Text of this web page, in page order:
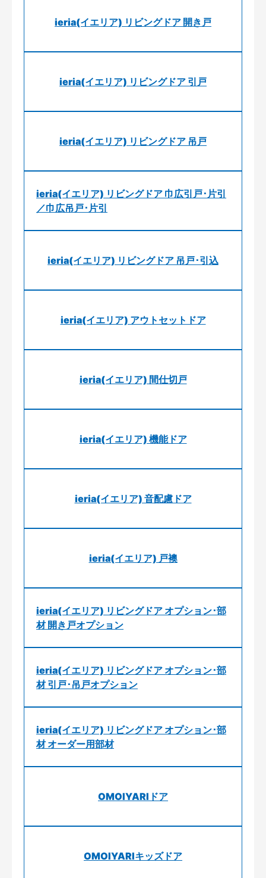
ieria(イエリア) リビングドア 開き戸
ieria(イエリア) リビングドア 引戸
ieria(イエリア) リビングドア 吊戸
ieria(イエリア) リビングドア 巾広引戸･片引
／巾広吊戸･片引
ieria(イエリア) リビングドア 吊戸･引込
ieria(イエリア) アウトセットドア
ieria(イエリア) 間仕切戸
ieria(イエリア) 機能ドア
ieria(イエリア) 音配慮ドア
ieria(イエリア) 戸襖
ieria(イエリア) リビングドア オプション･部
材 開き戸オプション
ieria(イエリア) リビングドア オプション･部
材 引戸･吊戸オプション
ieria(イエリア) リビングドア オプション･部
材 オーダー用部材
OMOIYARIドア
OMOIYARIキッズドア